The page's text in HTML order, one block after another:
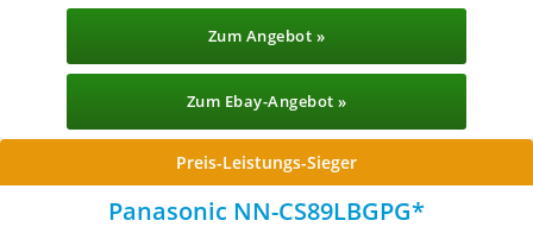
Zum Angebot »
Zum Ebay-Angebot »
Preis-Leistungs-Sieger
Panasonic NN-CS89LBGPG